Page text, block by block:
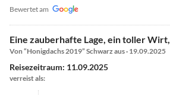
Bewertet am
Eine zauberhafte Lage, ein toller Wirt,
Von “Honigdachs 2019” Schwarz aus · 19.09.2025
Reisezeitraum: 11.09.2025
verreist als: